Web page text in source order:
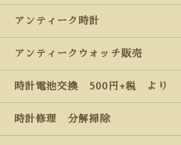
アンティーク時計
アンティークウォッチ販売
時計電池交換 500円+税 より
時計修理 分解掃除